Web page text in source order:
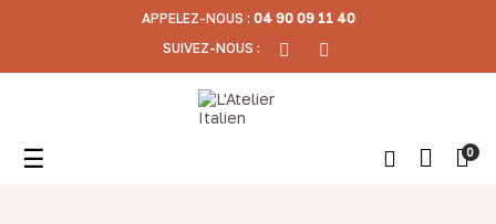
APPELEZ-NOUS : 04 90 09 11 40
SUIVEZ-NOUS :
Basculer
☰ 0